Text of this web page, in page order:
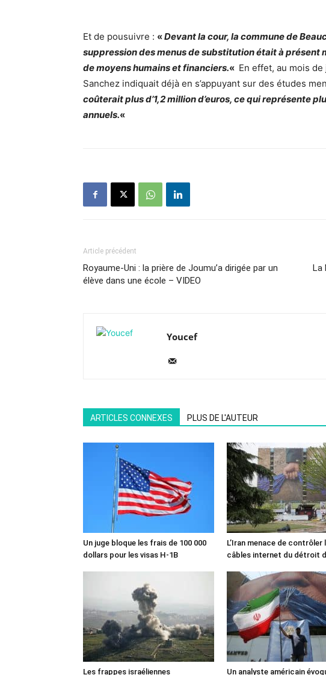
Et de pousuivre : «Devant la cour, la commune de
suppression des menus de substitution était à présent
de moyens humains et financiers.« En effet, au mois
Sanchez indiquait déjà en s’appuyant sur des études
coûterait plus d’1,2 million d’euros, ce qui représente
annuels.«
Article précédent
Royaume-Uni : la prière de Joumu’a dirigée par un
élève dans une école – VIDEO
La
Youcef
ARTICLES CONNEXES PLUS DE L'AUTEUR
Un juge bloque les frais de 100 000
dollars pour les visas H-1B
L’Iran menace de contrôler
câbles internet du détroit
Les frappes israéliennes Un analyste américain